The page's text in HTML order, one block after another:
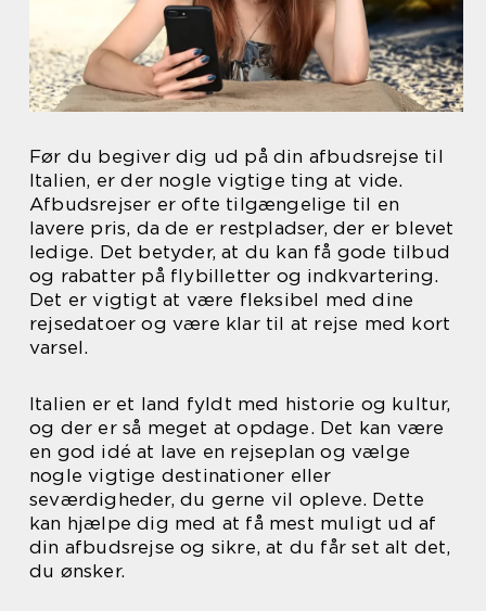
Før du begiver dig ud på din afbudsrejse til
Italien, er der nogle vigtige ting at vide.
Afbudsrejser er ofte tilgængelige til en
lavere pris, da de er restpladser, der er blevet
ledige. Det betyder, at du kan få gode tilbud
og rabatter på flybilletter og indkvartering.
Det er vigtigt at være fleksibel med dine
rejsedatoer og være klar til at rejse med kort
varsel.
Italien er et land fyldt med historie og kultur,
og der er så meget at opdage. Det kan være
en god idé at lave en rejseplan og vælge
nogle vigtige destinationer eller
seværdigheder, du gerne vil opleve. Dette
kan hjælpe dig med at få mest muligt ud af
din afbudsrejse og sikre, at du får set alt det,
du ønsker.